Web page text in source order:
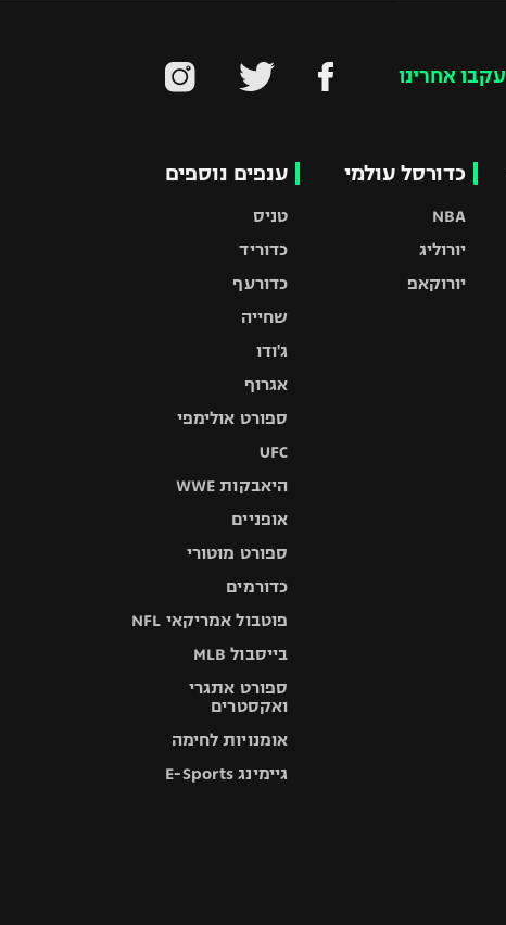
עקבו אחרינו
כדורסל עולמי
NBA
יורוליג
יורוקאפ
ענפים נוספים
טניס
כדוריד
כדורעף
שחייה
ג'ודו
אגרוף
ספורט אולימפי
UFC
היאבקות WWE
אופניים
ספורט מוטורי
כדורמים
פוטבול אמריקאי NFL
בייסבול MLB
ספורט אתגרי
ואקסטרים
אומנויות לחימה
גיימינג E-Sports